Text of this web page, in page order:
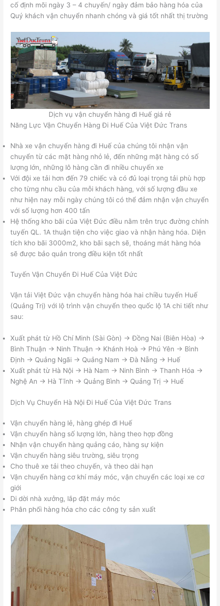
cố định mõi ngày 3 – 4 chuyến/ ngày đảm bảo hàng hóa của
Quý khách vận chuyển nhanh chóng và giá tốt nhất thị trường
Dịch vụ vận chuyển hàng đi Huế giá rẻ
Năng Lực Vận Chuyển Hàng Đi Huế Của Việt Đức Trans
Nhà xe vận chuyển hàng đi Huế của chúng tôi nhận vận
chuyển từ các mặt hàng nhỏ lẻ, đến những mặt hàng có số
lượng lớn, những lô hàng cần đi nhiều chuyến xe
Với đội xe tải hơn đến 79 chiếc và có đủ loại trọng tải phù hợp
cho từng nhu cầu của mỗi khách hàng, với số lượng đầu xe
như hiện nay mỗi ngày chúng tôi có thể đảm nhận vận chuyển
với số lượng hơn 400 tấn
Hệ thống kho bãi của Việt Đức điều nằm trên trục đường chính
tuyến QL. 1A thuận tiện cho việc giao và nhận hàng hóa. Diện
tích kho bãi 3000m2, kho bãi sạch sẽ, thoáng mát hàng hóa
sẽ được bảo quản trong điều kiện tốt nhất
Tuyến Vận Chuyển Đi Huế Của Việt Đức
Vận tải Việt Đức vận chuyển hàng hóa hai chiều tuyến Huế
(Quảng Trị) với lộ trình vận chuyển theo quốc lộ 1A chi tiết như
sau:
Xuất phát từ Hồ Chí Minh (Sài Gòn) -> Đồng Nai (Biên Hòa) ->
Bình Thuận -> Ninh Thuận -> Khánh Hoà -> Phú Yên -> Bình
Định -> Quảng Ngãi -> Quảng Nam -> Đà Nẵng -> Huế
Xuất phát từ Hà Nội -> Hà Nam -> Ninh Bình -> Thanh Hóa ->
Nghệ An -> Hà Tĩnh -> Quảng Bình -> Quảng Trị -> Huế
Dịch Vụ Chuyển Hà Nội Đi Huế Của Việt Đức Trans
Vận chuyển hàng lẻ, hàng ghép đi Huế
Vận chuyển hàng số lượng lớn, hàng theo hợp đồng
Nhận vận chuyển hàng quảng cáo, hàng sự kiện
Vận chuyển hàng siêu trường, siêu trọng
Cho thuê xe tải theo chuyến, và theo dài hạn
Vận chuyển hàng cơ khí máy móc, vận chuyển các loại xe cơ
giới
Di dời nhà xưởng, lắp đặt máy móc
Phân phối hàng hóa cho các công ty sản xuất